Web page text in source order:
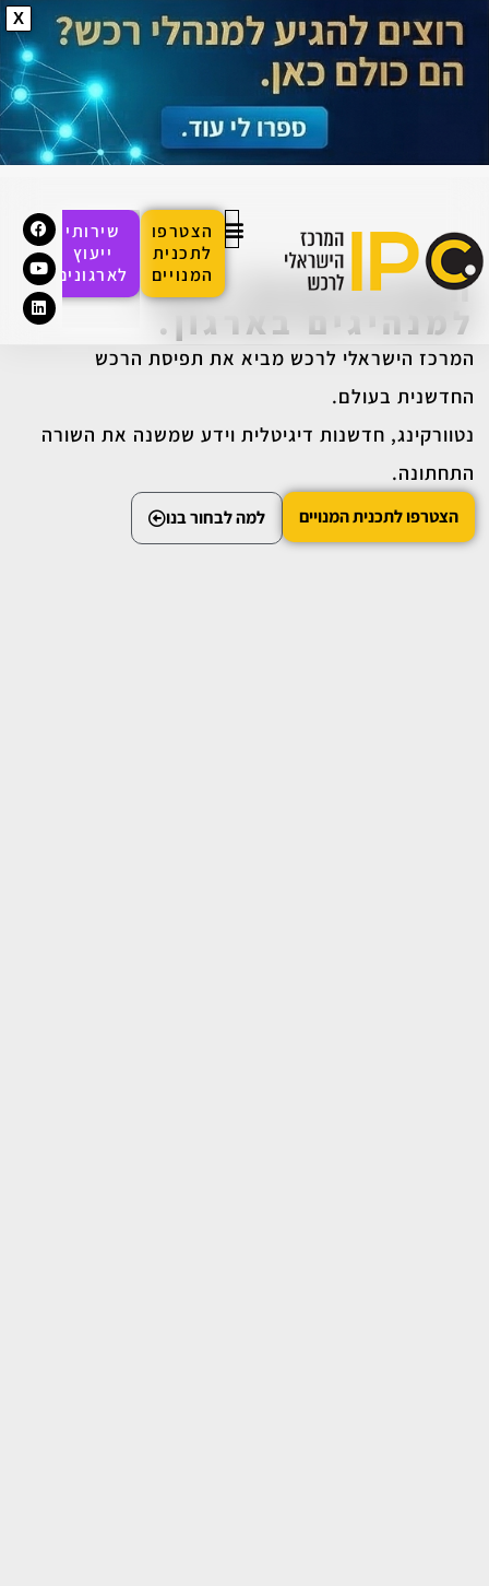
פתח
X
הצטרפו
לתכנית
המנויים
שירותי
ייעוץ
לארגונים
הופכים מנהלי רכש
למנהיגים בארגון.
המרכז הישראלי לרכש מביא את תפיסת הרכש
החדשנית בעולם.
נטוורקינג, חדשנות דיגיטלית וידע שמשנה את השורה
התחתונה.
הצטרפו לתכנית המנויים למה לבחור בנו